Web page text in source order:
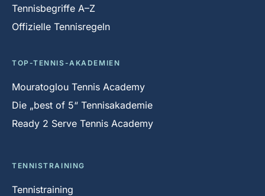
Tennisbegriffe A–Z
Offizielle Tennisregeln
TOP-TENNIS-AKADEMIEN
Mouratoglou Tennis Academy
Die „best of 5“ Tennisakademie
Ready 2 Serve Tennis Academy
TENNISTRAINING
Tennistraining